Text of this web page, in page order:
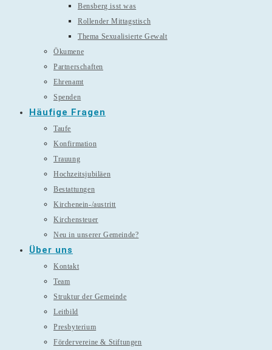
Bensberg isst was
Rollender Mittagstisch
Thema Sexualisierte Gewalt
Ökumene
Partnerschaften
Ehrenamt
Spenden
Häufige Fragen
Taufe
Konfirmation
Trauung
Hochzeitsjubiläen
Bestattungen
Kirchenein-/austritt
Kirchensteuer
Neu in unserer Gemeinde?
Über uns
Kontakt
Team
Struktur der Gemeinde
Leitbild
Presbyterium
Fördervereine & Stiftungen